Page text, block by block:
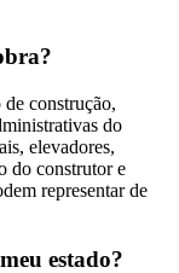
construção,
do
elevadores,
do construtor e
representar de
estado?